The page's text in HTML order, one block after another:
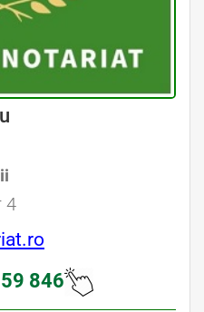
Familiei
4
846
• Avocat Bun Bucuresti • Avocat Bucuresti • Bucuresti Avocat • Avocat